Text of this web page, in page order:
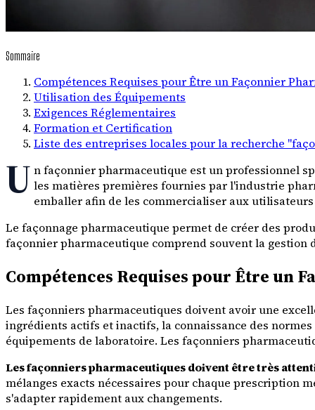
Sommaire
Compétences Requises pour Être un Façonnier
Utilisation des Équipements
Exigences Réglementaires
Formation et Certification
Liste des entreprises locales pour la recherche
U n façonnier pharmaceutique est un professionnel
les matières premières fournies par l'industrie
emballer afin de les commercialiser aux
Le façonnage pharmaceutique permet de créer des
façonnier pharmaceutique comprend souvent la
Compétences Requises pour Être un
Les façonniers pharmaceutiques doivent avoir une
ingrédients actifs et inactifs, la connaissance des
équipements de laboratoire. Les façonniers
Les façonniers pharmaceutiques doivent être très
mélanges exacts nécessaires pour chaque prescription
s'adapter rapidement aux changements.